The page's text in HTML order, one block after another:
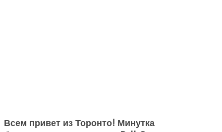
Всем привет из Торонто! Минутка